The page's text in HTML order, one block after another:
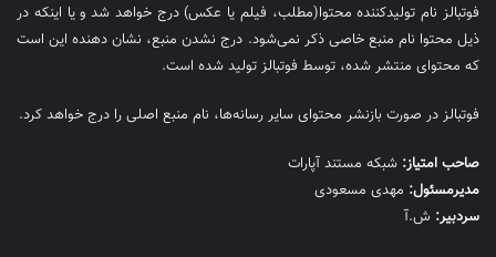
فوتبالز نام تولیدکننده محتوا(مطلب، فیلم یا عکس) درج خواهد شد و یا اینکه در
ذیل محتوا نام منبع خاصی ذکر نمی‌‎شود. درج نشدن منبع، نشان دهنده این است
که محتوای منتشر شده، توسط فوتبالز تولید شده است.
فوتبالز در صورت بازنشر محتوای سایر رسانه‌ها، نام منبع اصلی را درج خواهد کرد.
صاحب امتیاز: شبکه مستند آپارات
مديرمسئول: مهدی مسعودی
سردبیر: ش.آ